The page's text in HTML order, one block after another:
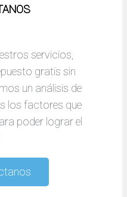
servicios,
gratis sin
un análisis de
los factores que
poder lograr el